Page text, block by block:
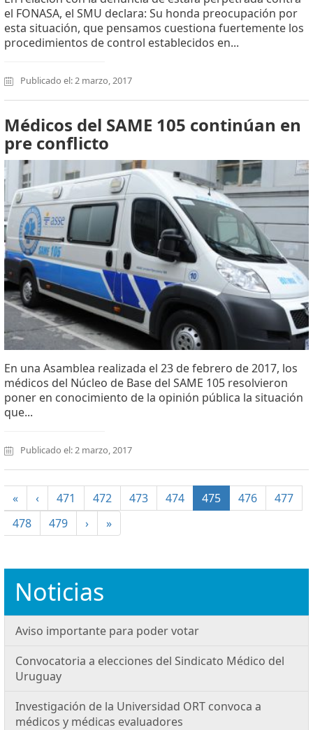
el FONASA, el SMU declara: Su honda preocupación por
esta situación, que pensamos cuestiona fuertemente los
procedimientos de control establecidos en...
Publicado el: 2 marzo, 2017
Médicos del SAME 105 continúan en
pre conflicto
En una Asamblea realizada el 23 de febrero de 2017, los
médicos del Núcleo de Base del SAME 105 resolvieron
poner en conocimiento de la opinión pública la situación
que...
Publicado el: 2 marzo, 2017
« ‹ 471 472 473 474 475(current)
476
477
478
479 › »
Noticias
Aviso importante para poder votar
Convocatoria a elecciones del Sindicato Médico del
Uruguay
Investigación de la Universidad ORT convoca a
médicos y médicas evaluadores